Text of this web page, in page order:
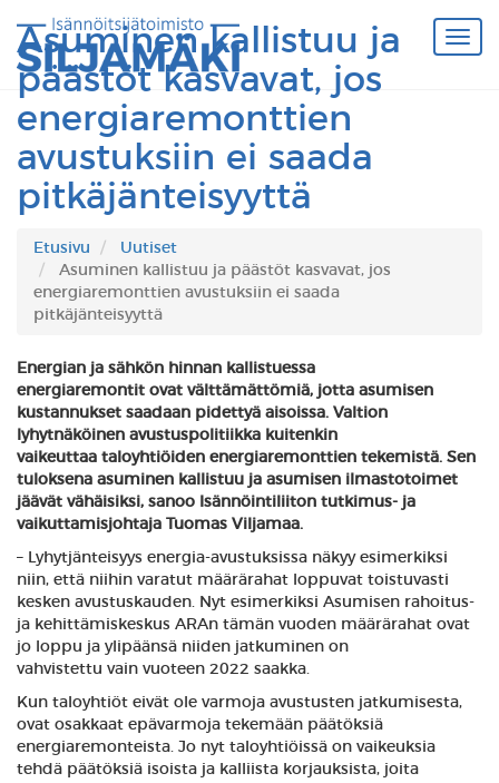
Asuminen kallistuu ja
päästöt kasvavat, jos
energiaremonttien
avustuksiin ei saada
pitkäjänteisyyttä
Etusivu
Uutiset
Asuminen kallistuu ja päästöt kasvavat, jos
energiaremonttien avustuksiin ei saada
pitkäjänteisyyttä
Energian ja sähkön hinnan kallistuessa
energiaremontit ovat välttämättömiä, jotta asumisen
kustannukset saadaan pidettyä aisoissa. Valtion
lyhytnäköinen avustuspolitiikka kuitenkin
vaikeuttaa taloyhtiöiden energiaremonttien tekemistä. Sen
tuloksena asuminen kallistuu ja asumisen ilmastotoimet
jäävät vähäisiksi, sanoo Isännöintiliiton tutkimus- ja
vaikuttamisjohtaja Tuomas Viljamaa.
– Lyhytjänteisyys energia-avustuksissa näkyy esimerkiksi
niin, että niihin varatut määrärahat loppuvat toistuvasti
kesken avustuskauden. Nyt esimerkiksi Asumisen rahoitus-
ja kehittämiskeskus ARAn tämän vuoden määrärahat ovat
jo loppu ja ylipäänsä niiden jatkuminen on
vahvistettu vain vuoteen 2022 saakka.
Kun taloyhtiöt eivät ole varmoja avustusten jatkumisesta,
ovat osakkaat epävarmoja tekemään päätöksiä
energiaremonteista. Jo nyt taloyhtiöissä on vaikeuksia
tehdä päätöksiä isoista ja kalliista korjauksista, joita